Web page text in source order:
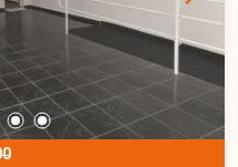
privilegiada.